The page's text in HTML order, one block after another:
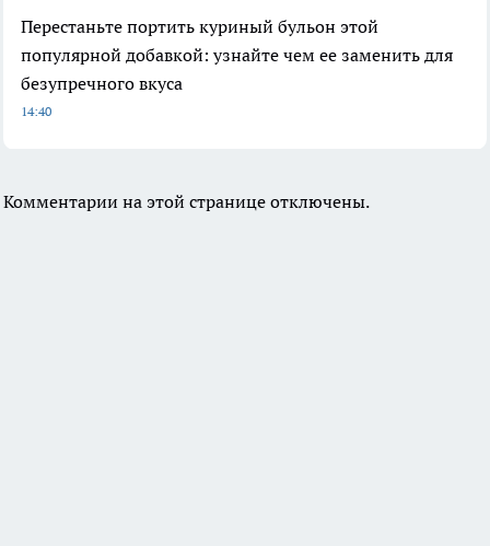
Перестаньте портить куриный бульон этой
популярной добавкой: узнайте чем ее заменить для
безупречного вкуса
14:40
Комментарии на этой странице отключены.